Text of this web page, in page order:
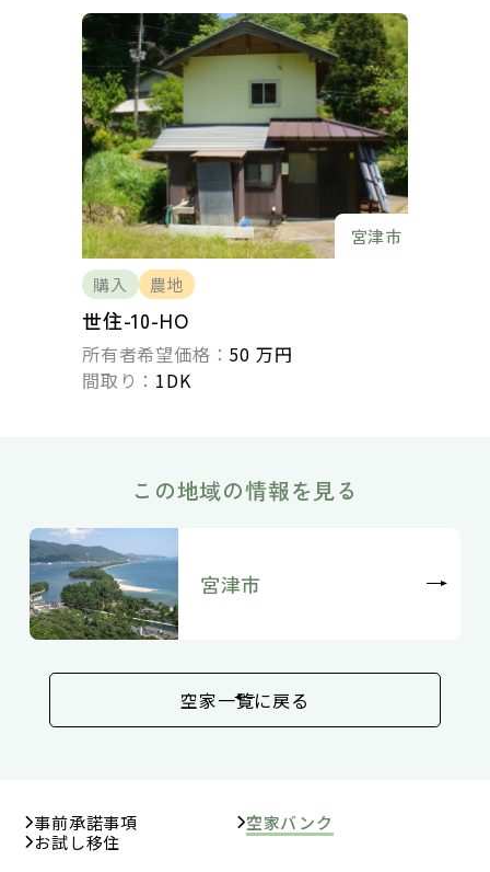
宮津市
購入 農地
世住-10-HO
所有者希望価格： 50 万円
間取り： 1DK
この地域の情報を見る
宮津市
空家一覧に戻る
事前承諾事項
空家バンク
お試し移住